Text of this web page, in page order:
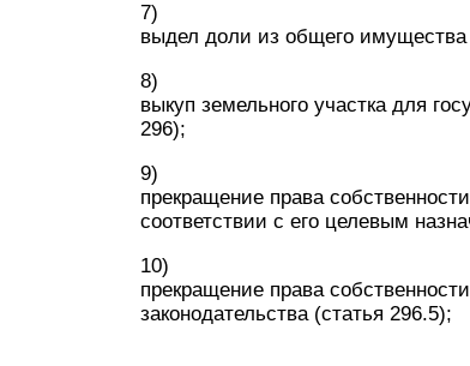
7)
выдел доли из общего имущества
8)
выкуп земельного участка для
296);
9)
прекращение права
соответствии с его целевым
10)
прекращение права
законодательства (статья 296.5);